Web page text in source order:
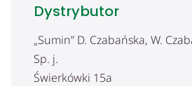
Dystrybutor
„Sumin” D. Czabańska, W.
Sp. j.
Świerkówki 15a